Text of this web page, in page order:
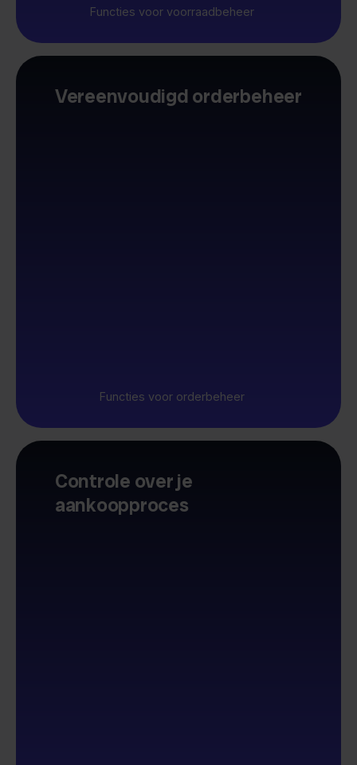
Functies voor voorraadbeheer
Vereenvoudigd orderbeheer
Functies voor orderbeheer
Controle over je
aankoopproces